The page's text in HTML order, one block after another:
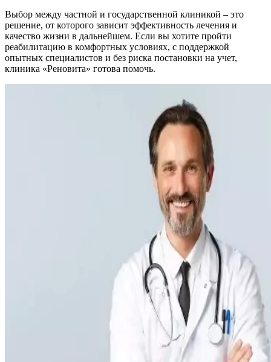
Выбор между частной и государственной клиникой – это
решение, от которого зависит эффективность лечения и
качество жизни в дальнейшем. Если вы хотите пройти
реабилитацию в комфортных условиях, с поддержкой
опытных специалистов и без риска постановки на учет,
клиника «Реновита» готова помочь.